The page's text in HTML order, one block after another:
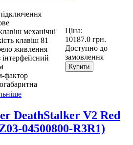
механічні
клавіш 81
живлення
інтерфейсний
фактор
Ціна:
10187.0 грн.
Доступно до
замовлення
Купити
DeathStalker V2 Red
04500800-R3R1)